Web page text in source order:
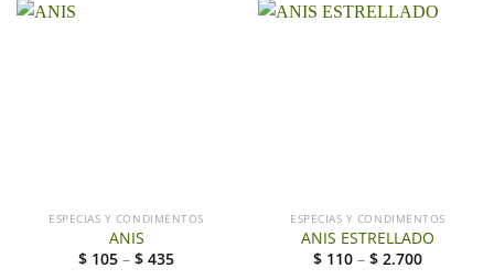
ESPECIAS Y CONDIMENTOS
ANIS
$ 105 – $ 435
ESPECIAS Y CONDIMENTOS
ANIS ESTRELLADO
$ 110 – $ 2.700